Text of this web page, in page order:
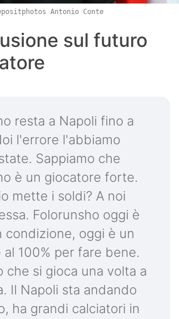
Antonio Conte
sul futuro
resta a Napoli fino a
l'errore l'abbiamo
Sappiamo che
è un giocatore forte.
mette i soldi? A noi
Folorunsho oggi è
condizione, oggi è un
100% per fare bene.
che si gioca una volta a
Il Napoli sta andando
ha grandi calciatori in